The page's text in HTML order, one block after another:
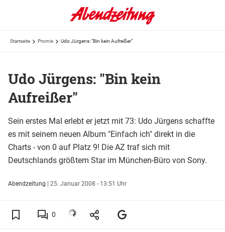
Startseite Promis Udo Jürgens: "Bin kein Aufreißer"
Udo Jürgens: "Bin kein
Aufreißer"
Sein erstes Mal erlebt er jetzt mit 73: Udo Jürgens schaffte
es mit seinem neuen Album "Einfach ich" direkt in die
Charts - von 0 auf Platz 9! Die AZ traf sich mit
Deutschlands größtem Star im München-Büro von Sony.
Abendzeitung | 25. Januar 2008 - 13:51 Uhr
0